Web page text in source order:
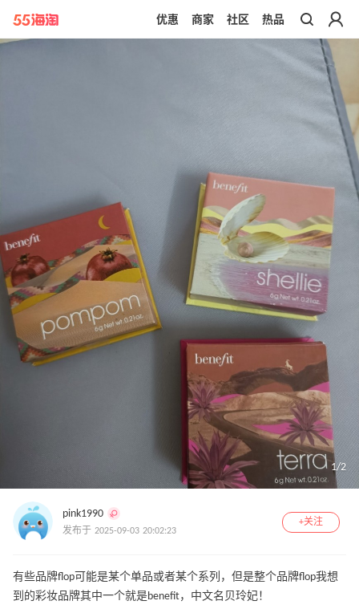
带你去官网买正品
优惠 商家 社区 热品
1/2
pink1990
发布于 2025-09-03 20:02:23
+关注
有些品牌flop可能是某个单品或者某个系列，但是整个品牌flop我想
到的彩妆品牌其中一个就是benefit，中文名贝玲妃！